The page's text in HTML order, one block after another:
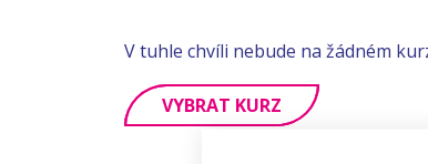
V tuhle chvíli nebude na žádném
VYBRAT KURZ